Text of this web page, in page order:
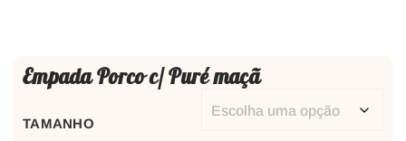
Empada Porco c/ Puré maçã
TAMANHO